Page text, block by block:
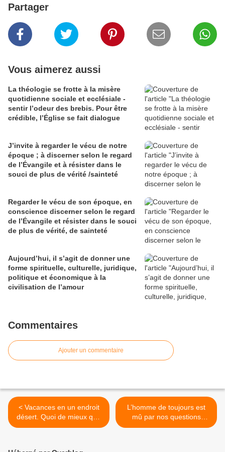
Partager
Vous aimerez aussi
La théologie se frotte à la misère
quotidienne sociale et ecclésiale -
sentir l’odeur des brebis. Pour être
crédible, l’Église se fait dialogue
J’invite à regarder le vécu de notre
époque ; à discerner selon le regard
de l’Évangile et à résister dans le
souci de plus de vérité /sainteté
Regarder le vécu de son époque, en
conscience discerner selon le regard
de l’Évangile et résister dans le souci
de plus de vérité, de sainteté
Aujourd’hui, il s’agit de donner une
forme spirituelle, culturelle, juridique,
politique et économique à la
civilisation de l’amour
Commentaires
Ajouter un commentaire
< Vacances en un endroit
désert. Quoi de mieux que
la solitude d’un temps libre
L’homme de toujours est
mû par nos questions
existentielles. L’art en fait